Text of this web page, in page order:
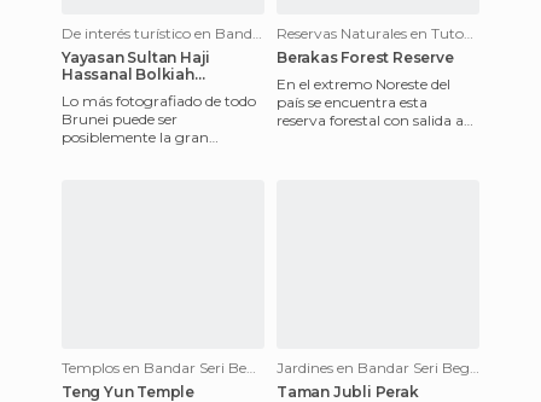
De interés turístico en Bandar Seri Begawan
Yayasan Sultan Haji
Hassanal Bolkiah
Lo más fotografiado de todo
Brunei puede ser
posiblemente la gran
Reservas Naturales en Tutong
Berakas Forest Reserve
En el extremo Noreste del
país se encuentra esta
reserva forestal con salida a
Templos en Bandar Seri Begawan
Teng Yun Temple
Jardines en Bandar Seri Begawan
Taman Jubli Perak